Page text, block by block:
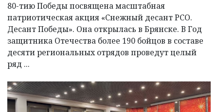
80-тию Победы посвящена масштабная
патриотическая акция «Снежный десант РСО.
Десант Победы». Она открылась в Брянске. В Год
защитника Отечества более 190 бойцов в составе
десяти региональных отрядов проведут целый
ряд ...